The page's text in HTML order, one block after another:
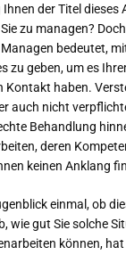
der Titel dieses
zu managen?
bedeutet,
zu geben, um es
Kontakt haben.
auch nicht
Behandlung
deren
keinen Anklang
einmal, ob
wie gut Sie solche
können,